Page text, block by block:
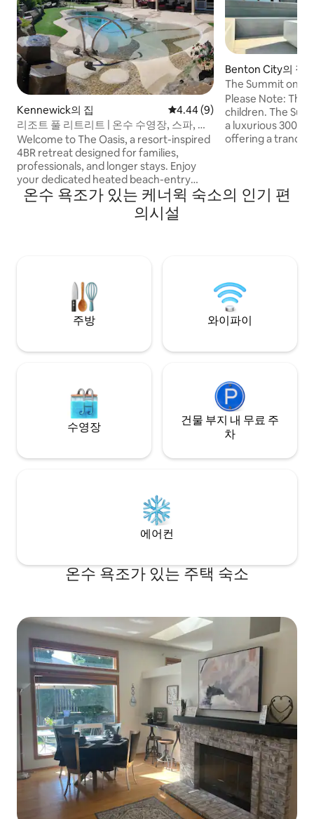
Kennewick의 집 평점 4.44점(5점 만점), 후기 9
4.44 (9)
리조트 풀 리트리트 | 온수 수영장, 스파, 화
덕
Welcome to The Oasis, a resort-inspired
4BR retreat designed for families,
professionals, and longer stays. Enjoy
your dedicated heated beach-entry
plunge pool, covered patio, private
backyard, luxury beds, fast Wi-Fi, and
managed, and highly rated by guests.
Benton City의 집
The Summit on
Please Note: This
children. The
a luxurious
offering a tranquil
abode is the
minimalist
온수 욕조가 있는 케너윅 숙소의 인기 편
의시설
주방 와이파이
수영장
건물 부지 내 무료 주
차
에어컨
온수 욕조가 있는 주택 숙소